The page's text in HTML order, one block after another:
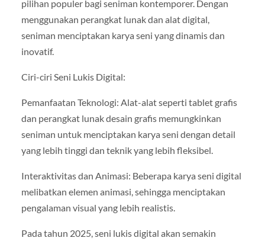
pilihan populer bagi seniman kontemporer. Dengan
menggunakan perangkat lunak dan alat digital,
seniman menciptakan karya seni yang dinamis dan
inovatif.
Ciri-ciri Seni Lukis Digital:
Pemanfaatan Teknologi: Alat-alat seperti tablet grafis
dan perangkat lunak desain grafis memungkinkan
seniman untuk menciptakan karya seni dengan detail
yang lebih tinggi dan teknik yang lebih fleksibel.
Interaktivitas dan Animasi: Beberapa karya seni digital
melibatkan elemen animasi, sehingga menciptakan
pengalaman visual yang lebih realistis.
Pada tahun 2025, seni lukis digital akan semakin